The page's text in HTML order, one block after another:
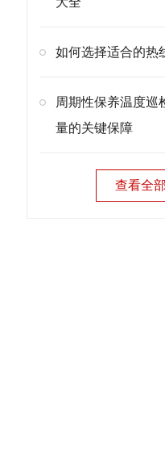
如何选择适合的热
周期性保养温度巡
量的关键保障
查看全部